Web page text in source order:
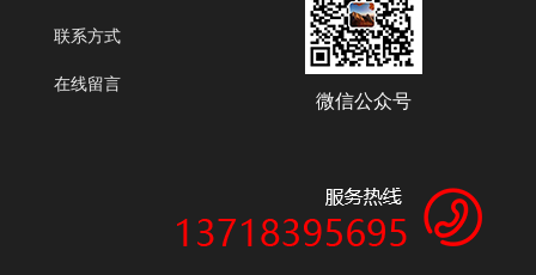
联系方式
在线留言
微信公众号